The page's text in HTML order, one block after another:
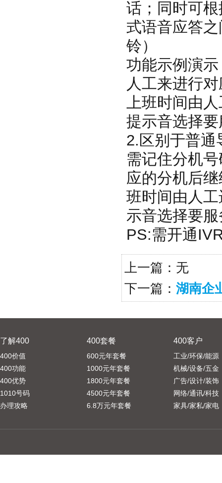
话；同时可
式语音应答
铃）
功能示例演
人工来
上班时间由
提示音选择
2.区别于普通
需记住分机
应的分机后
班时间由人
示音选择要
PS:需开通
上一篇：无
下一篇： 湖南企
了解400
400价值
400功能
400优势
1010号码
办理攻略
400套餐
600元年套餐
1000元年套餐
1800元年套餐
4500元年套餐
6.8万元年套餐
400客户
工业/环保/能源
机械/设备/五金
广告/设计/装饰
网络/通讯/科技
家具/家私/家电